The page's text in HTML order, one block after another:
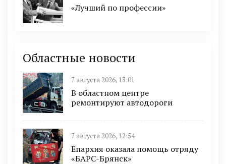
«Лучший по профессии»
Областные новости
7 августа 2026, 13:01
В областном центре
ремонтируют автодороги
7 августа 2026, 12:54
Епархия оказала помощь отряду
«БАРС-Брянск»